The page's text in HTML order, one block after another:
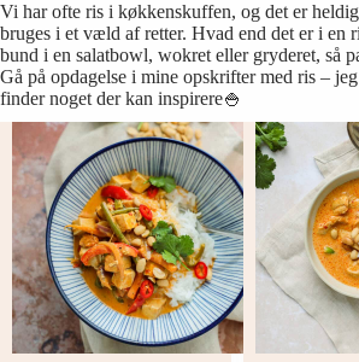
Vi har ofte ris i køkkenskuffen, og det er
bruges i et væld af retter. Hvad end det er i en
bund i en salatbowl, wokret eller gryderet, så
Gå på opdagelse i mine opskrifter med ris –
finder noget der kan inspirere🍚